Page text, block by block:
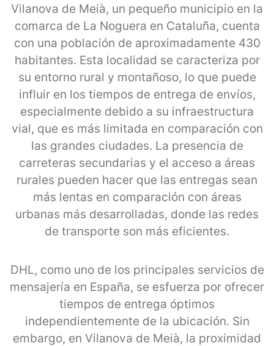
Vilanova de Meià, un pequeño municipio en la
comarca de La Noguera en Cataluña, cuenta
con una población de aproximadamente 430
habitantes. Esta localidad se caracteriza por
su entorno rural y montañoso, lo que puede
influir en los tiempos de entrega de envíos,
especialmente debido a su infraestructura
vial, que es más limitada en comparación con
las grandes ciudades. La presencia de
carreteras secundarias y el acceso a áreas
rurales pueden hacer que las entregas sean
más lentas en comparación con áreas
urbanas más desarrolladas, donde las redes
de transporte son más eficientes.
DHL, como uno de los principales servicios de
mensajería en España, se esfuerza por ofrecer
tiempos de entrega óptimos
independientemente de la ubicación. Sin
embargo, en Vilanova de Meià, la proximidad